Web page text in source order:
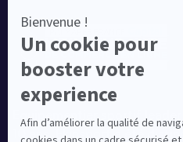
Equipementier sportif leader
10 ans, Ekinsport a été